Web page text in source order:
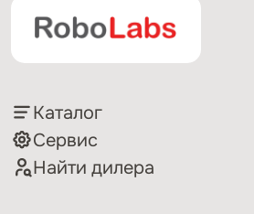
Каталог
Сервис
Найти дилера